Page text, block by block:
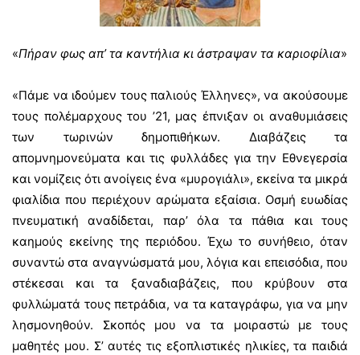
«Πήραν φως απ’ τα καντήλια κι άστραψαν τα καριοφίλια»
«Πάμε να ιδούμεν τους παλιούς Έλληνες», να ακούσουμε
τους πολέμαρχους του ’21, μας έπνιξαν οι αναθυμιάσεις
των τωρινών δημοπιθήκων. Διαβάζεις τα
απομνημονεύματα και τις φυλλάδες για την Εθνεγερσία
και νομίζεις ότι ανοίγεις ένα «μυρογιάλι», εκείνα τα μικρά
φιαλίδια που περιέχουν αρώματα εξαίσια. Οσμή ευωδίας
πνευματική αναδίδεται, παρ’ όλα τα πάθια και τους
καημούς εκείνης της περιόδου. Έχω το συνήθειο, όταν
συναντώ στα αναγνώσματά μου, λόγια και επεισόδια, που
στέκεσαι και τα ξαναδιαβάζεις, που κρύβουν στα
φυλλώματά τους πετράδια, να τα καταγράφω, για να μην
λησμονηθούν. Σκοπός μου να τα μοιραστώ με τους
μαθητές μου. Σ’ αυτές τις εξοπλιστικές ηλικίες, τα παιδιά